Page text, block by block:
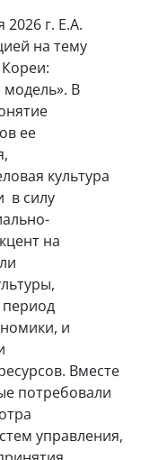
г. Е.А.
на тему
В
ее
культура
в силу
на
и
Вместе
потребовали
управления,